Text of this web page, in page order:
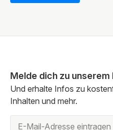
Melde dich zu
Und erhalte Infos zu
Inhalten und mehr.